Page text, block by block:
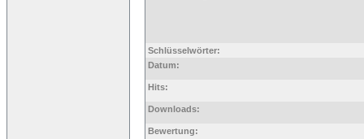
Schlüsselwörter:
Datum:
Hits:
Downloads:
Bewertung: